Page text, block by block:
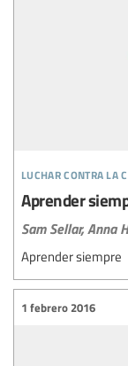
luchar contra la
Aprender
Sam Sellar,Anna
Aprender siempre
1 febrero 2016